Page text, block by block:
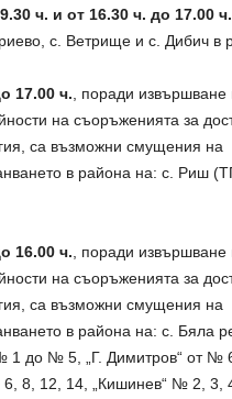
ч. и от 16.30 ч. до 17.00 ч.
с. Ветрище и с. Дибич в
17.00 ч. , поради
на съоръженията за
са възможни смущения на
в района на: с. Риш
16.00 ч. , поради
на съоръженията за
са възможни смущения на
в района на: с. Бяла
1 до № 5, „Г. Димитров“ от №
8, 12, 14, „Кишинев“ № 2, 3,